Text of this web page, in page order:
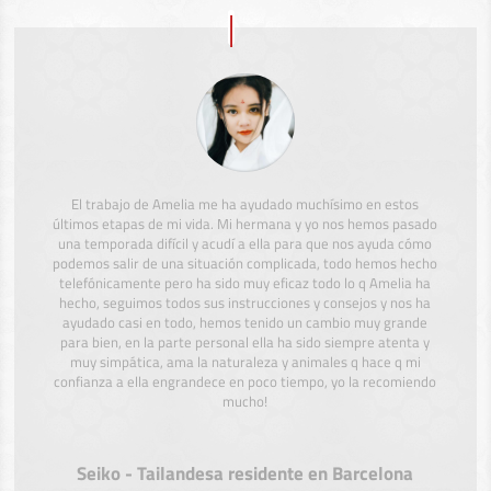
El trabajo de Amelia me ha ayudado muchísimo en estos
últimos etapas de mi vida. Mi hermana y yo nos hemos pasado
una temporada difícil y acudí a ella para que nos ayuda cómo
podemos salir de una situación complicada, todo hemos hecho
telefónicamente pero ha sido muy eficaz todo lo q Amelia ha
hecho, seguimos todos sus instrucciones y consejos y nos ha
ayudado casi en todo, hemos tenido un cambio muy grande
para bien, en la parte personal ella ha sido siempre atenta y
muy simpática, ama la naturaleza y animales q hace q mi
confianza a ella engrandece en poco tiempo, yo la recomiendo
mucho!
Seiko - Tailandesa residente en Barcelona